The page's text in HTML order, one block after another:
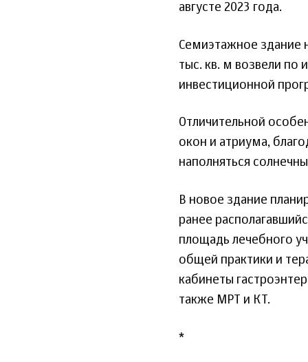
августе 2023 года.
Семиэтажное здание
тыс. кв. м возвели по
инвестиционной
Отличительной
окон и атриума,
наполняться
В новое здание
ранее
площадь лечебного
общей практики и
кабинеты
также МРТ и КТ.
*